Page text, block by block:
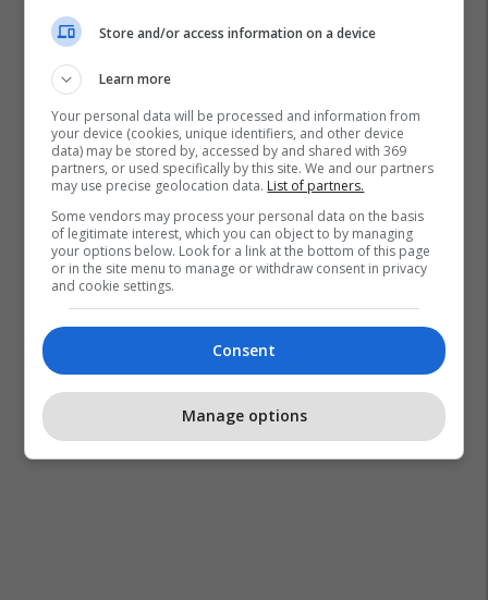
Store and/or access information on a device
Learn more
Your personal data will be processed and information from
your device (cookies, unique identifiers, and other device
data) may be stored by, accessed by and shared with 369
partners, or used specifically by this site. We and our partners
may use precise geolocation data. List of partners.
Some vendors may process your personal data on the basis
of legitimate interest, which you can object to by managing
your options below. Look for a link at the bottom of this page
or in the site menu to manage or withdraw consent in privacy
and cookie settings.
Consent
Manage options